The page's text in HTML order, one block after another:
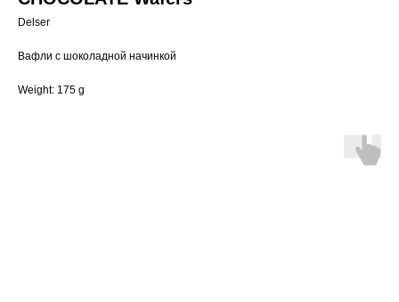
Delser
Вафли с шоколадной начинкой
Weight: 175 g